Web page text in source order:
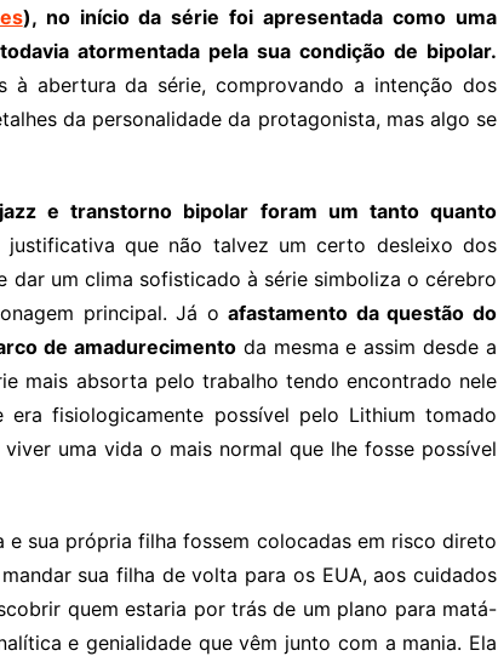
), no início da série foi apresentada como uma
atormentada pela sua condição de bipolar.
à abertura da série, comprovando a intenção dos
da personalidade da protagonista, mas algo se
e transtorno bipolar foram um tanto quanto
que não talvez um certo desleixo dos
um clima sofisticado à série simboliza o cérebro
principal. Já oafastamento da questão do
de amadurecimentoda mesma e assim desde a
mais absorta pelo trabalho tendo encontrado nele
fisiologicamente possível pelo Lithium tomado
uma vida o mais normal que lhe fosse possível
sua própria filha fossem colocadas em risco direto
sua filha de volta para os EUA, aos cuidados
quem estaria por trás de um plano para matá-
e genialidade que vêm junto com a mania. Ela